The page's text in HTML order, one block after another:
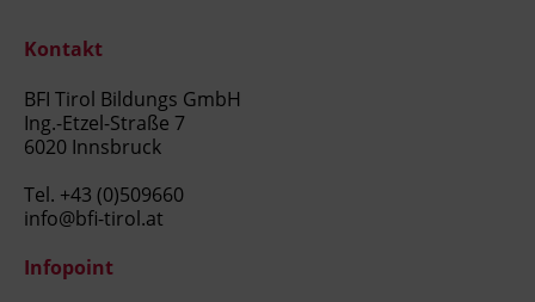
Kontakt
BFI Tirol Bildungs GmbH
Ing.-Etzel-Straße 7
6020 Innsbruck
Tel. +43 (0)509660
info@bfi-tirol.at
Infopoint